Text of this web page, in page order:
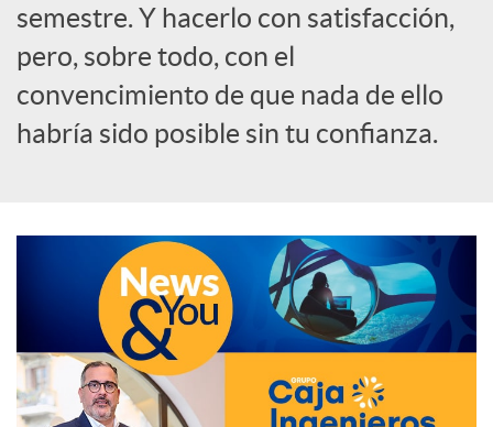
c
i
l
e
s
semestre. Y hacerlo con satisfacción,
pero, sobre todo, con el
convencimiento de que nada de ello
habría sido posible sin tu confianza.